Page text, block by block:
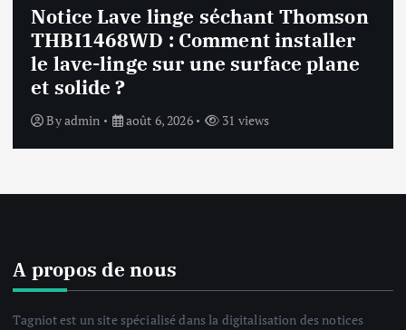
Lave Linge
Notice Lave linge F94841WH LG
F94841WH : Que faire si la
affiche une erreur inconnue ?
By admin août 6, 2026 32 views
A propos de nous
Tagniot est un site spécialisé dans la digitalisation des notices